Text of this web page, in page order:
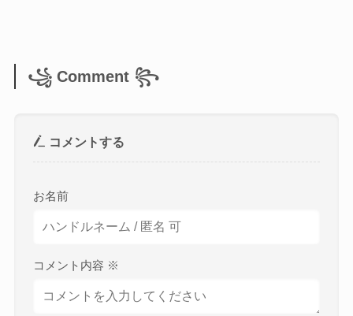
꧁ Comment ꧂
コメントする
お名前
コメント内容 ※